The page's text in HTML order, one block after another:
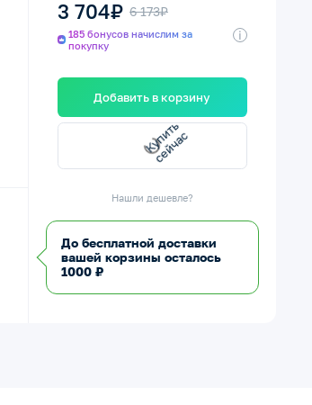
3 704₽ 6 173₽
185 бонусов начислим за
покупку
i
Добавить в корзину
К
у
п
и
т
ь
с
е
й
ч
а
с
Нашли дешевле?
До бесплатной доставки
вашей корзины осталось
1000 ₽